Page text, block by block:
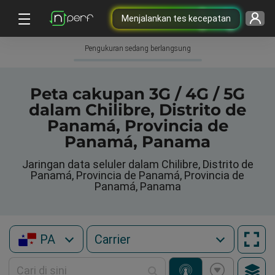
Menjalankan tes kecepatan
Pengukuran sedang berlangsung
Peta cakupan 3G / 4G / 5G
dalam Chilibre, Distrito de
Panamá, Provincia de
Panamá, Panama
Jaringan data seluler dalam Chilibre, Distrito de
Panamá, Provincia de Panamá, Provincia de
Panamá, Panama
PA